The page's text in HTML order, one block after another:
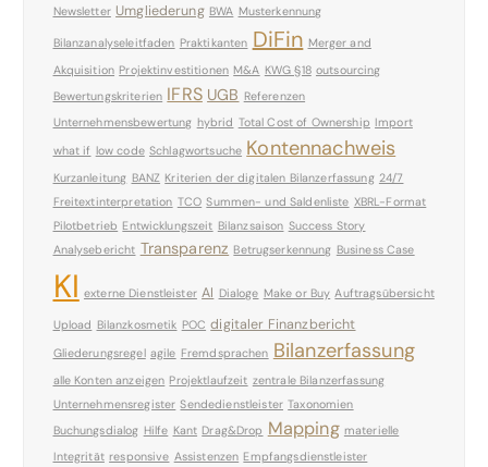
Newsletter Umgliederung BWA Musterkennung
Bilanzanalyseleitfaden Praktikanten DiFin Merger and
Akquisition Projektinvestitionen M&A KWG §18 outsourcing
Bewertungskriterien IFRS UGB Referenzen
Unternehmensbewertung hybrid Total Cost of Ownership Import
what if low code Schlagwortsuche Kontennachweis
Kurzanleitung BANZ Kriterien der digitalen Bilanzerfassung 24/7
Freitextinterpretation TCO Summen- und Saldenliste XBRL-Format
Pilotbetrieb Entwicklungszeit Bilanzsaison Success Story
Analysebericht Transparenz Betrugserkennung Business Case
KI externe Dienstleister AI Dialoge Make or Buy Auftragsübersicht
Upload Bilanzkosmetik POC digitaler Finanzbericht
Gliederungsregel agile Fremdsprachen Bilanzerfassung
alle Konten anzeigen Projektlaufzeit zentrale Bilanzerfassung
Unternehmensregister Sendedienstleister Taxonomien
Buchungsdialog Hilfe Kant Drag&Drop Mapping materielle
Integrität responsive Assistenzen Empfangsdienstleister